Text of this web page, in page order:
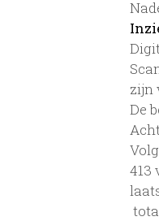
zijn
De
413